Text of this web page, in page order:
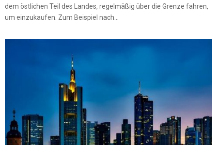
dem östlichen Teil des Landes, regelmäßig über die Grenze fahren,
um einzukaufen. Zum Beispiel nach...